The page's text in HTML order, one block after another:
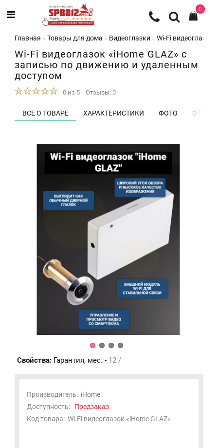
0
Главная Товары для дома Видеоглазки Wi-Fi
Wi-Fi видеоглазок «iHome GLAZ» с
записью по движению и удаленным
доступом
0 из 5 Отзывы: 0
ВСЕ О ТОВАРЕ ХАРАКТЕРИСТИКИ ФОТО
Свойства: Гарантия, мес. - 12 /
Производитель: iHome
Доступность: Предзаказ
Код товара: Wi-Fi видеоглазок «iHome GLAZ»